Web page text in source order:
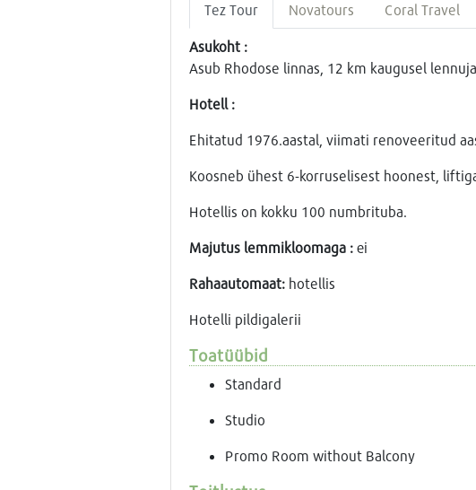
Tez Tour Novatours Coral Travel
Asukoht :
Asub Rhodose linnas, 12 km kaugusel
Hotell :
Ehitatud 1976.aastal, viimati renoveeritud
Koosneb ühest 6-korruselisest hoonest,
Hotellis on kokku 100 numbrituba.
Majutus lemmikloomaga : еi
Rahaautomaat: hotellis
Hotelli pildigalerii
Toatüübid
Standard
Studio
Promo Room without Balcony